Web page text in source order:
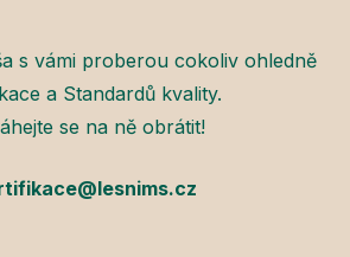
s vámi proberou cokoliv ohledně
a Standardů kvality.
se na ně obrátit!